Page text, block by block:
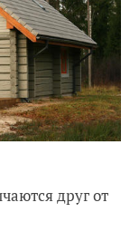
друг от